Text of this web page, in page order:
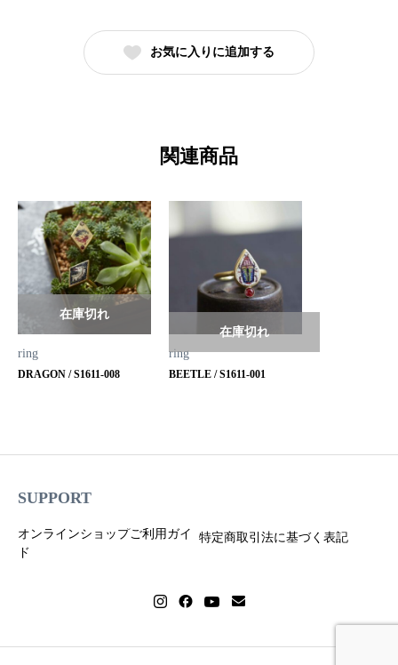
お気に入りに追加する
関連商品
ring
DRAGON / S1611-008
在庫切れ
ring
BEETLE / S1611-001
在庫切れ
SUPPORT
オンラインショップご利用ガイ
ド
特定商取引法に基づく表記